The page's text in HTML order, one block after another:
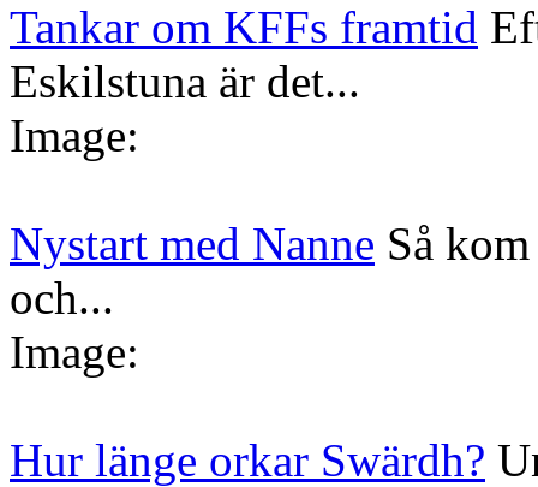
Tankar om KFFs framtid
Eskilstuna är det...
Image:
Nystart med Nanne Så
och...
Image:
Hur länge orkar Swärdh?